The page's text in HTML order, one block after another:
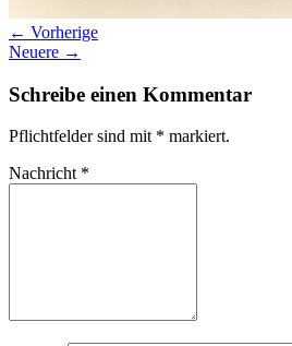
← Vorherige
Neuere →
Schreibe einen Kommentar
Pflichtfelder sind mit * markiert.
Nachricht *